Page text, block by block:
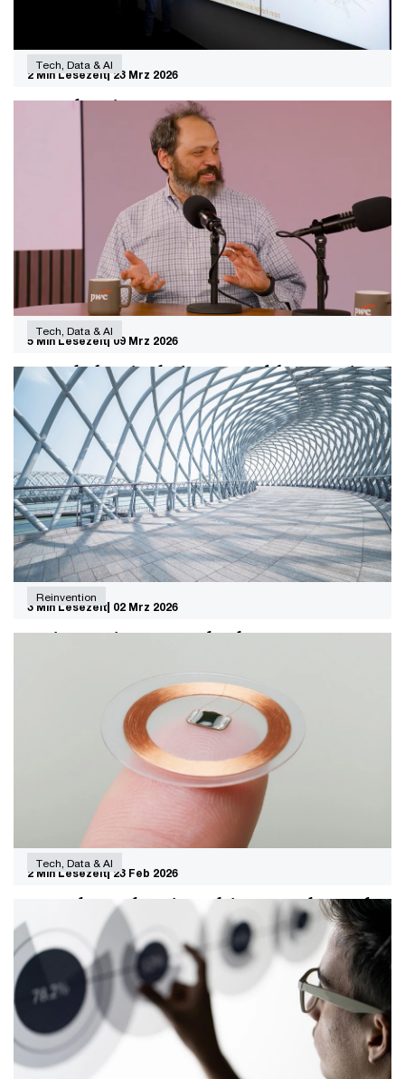
2 Min Lesezeit 23 Mrz 2026
KI-Adoption: Der Sprung von
experimentell zu essenziell
Drei von vier deutschen Unternehmen erzielen mit KI
weder höhere Umsätze noch niedrigere Kosten. Das
Problem ist nicht die Technologie – es ist der Weg vom
Experiment zur systematischen Wertschöpfung. Was
jetzt den Unterschied macht.
Tech, Data & AI
5 Min Lesezeit 09 Mrz 2026
„Workslop ist kein KI-Problem, es ist
ein Management-Problem“
Im Gespräch mit Ethan Mollick, KI-Businessexperte und
Associate Professor an der US-amerikanischen
Wharton School.
Tech, Data & AI
3 Min Lesezeit 02 Mrz 2026
Reinvention: Neu denken statt
Bewährtes gibt Sicherheit – doch wer
Geschäftsmodelle nur fortschreibt, riskiert den
Anschluss zu verlieren. Warum gerade jetzt der richtige
Moment ist, mutig neu zu denken.
Reinvention
2 Min Lesezeit 23 Feb 2026
Speed Read: Microchips, Macht und
Märkte
Zwei Bücher, eine Erkenntnis: Wer Mikrochips
kontrolliert, kontrolliert die Zukunft. Diese Lektüretipps
für Executives nehmen die Halbleiterindustrie in den
Blick – als globales Machtspiel und als
unternehmerische Aufstiegsgeschichte.
Tech, Data & AI